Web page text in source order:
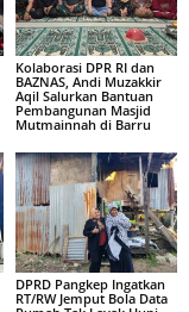
Kolaborasi DPR RI dan
BAZNAS, Andi Muzakkir
Aqil Salurkan Bantuan
Pembangunan Masjid
Mutmainnah di Barru
DPRD Pangkep Ingatkan
RT/RW Jemput Bola Data